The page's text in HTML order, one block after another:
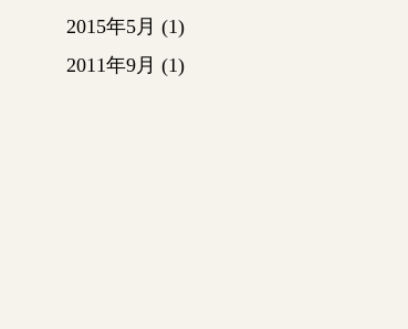
2015年5月 (1)
2011年9月 (1)